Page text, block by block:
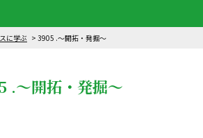
に学ぶ 3905 .～開拓・発掘～
.～開拓・発掘～